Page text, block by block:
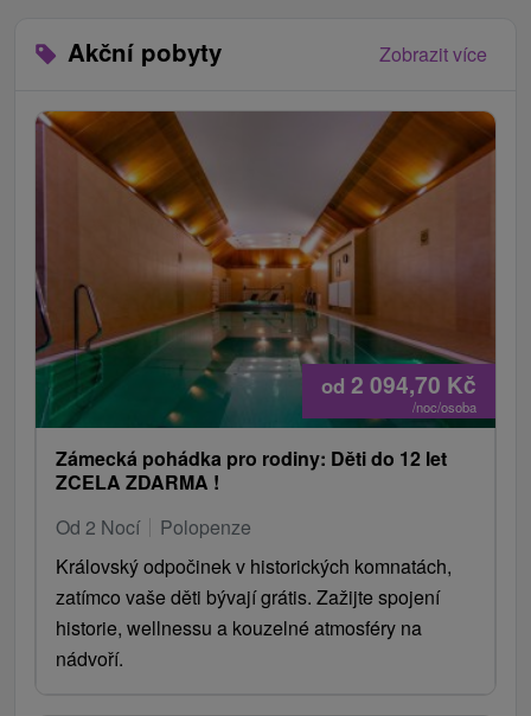
Akční pobyty Zobrazit více
od 2 094,70 Kč
/noc/osoba
Zámecká pohádka pro rodiny: Děti do 12 let
ZCELA ZDARMA !
Od 2 Nocí
Polopenze
Královský odpočinek v historických komnatách,
zatímco vaše děti bývají grátis. Zažijte spojení
historie, wellnessu a kouzelné atmosféry na
nádvoří.